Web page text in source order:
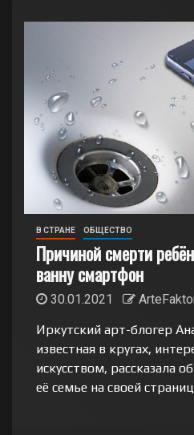
В СТРАНЕ ОБЩЕСТВО
Причиной смерти
ванну смартфон
30.01.2021
Иркутский арт-блогер
известная в кругах,
искусством, рассказала
её семье на своей